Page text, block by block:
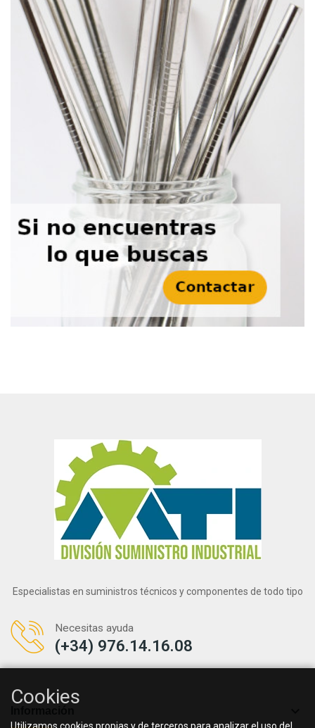
Especialistas en suministros técnicos y componentes de todo tipo
Necesitas ayuda
(+34) 976.14.16.08
Cookies